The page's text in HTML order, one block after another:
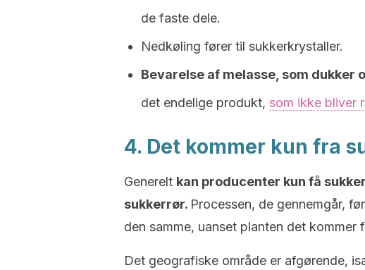
de faste dele.
Nedkøling fører til sukkerkrystaller.
Bevarelse af melasse, som dukker
det endelige produkt, som ikke bliver
4. Det kommer kun fra
Generelt kan producenter kun få
sukkerrør. Processen, de gennemgår,
den samme, uanset planten det kommer
Det geografiske område er afgørende,